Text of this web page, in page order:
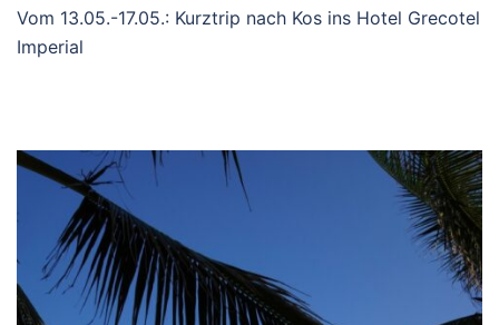
Vom 13.05.-17.05.: Kurztrip nach Kos ins Hotel Grecotel
Imperial